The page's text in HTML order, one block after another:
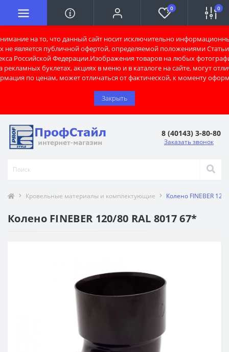
на то, что данный сайт носит исключительно
не является публичной офертой, определяемой положениями Статьи
Российской Федерации.Изображения товаров на любых
рекламных буклетах, акциях в меню и в каталоге на сайте, могут
по ценам, может отличаться от фактической, к моменту
Закрыть
0 0
8 (40143) 3-80-80
Заказать звонок
Кровельные материалы и комплектующие Колено FINEBER
Колено FINEBER 120/80 RAL 8017 67*